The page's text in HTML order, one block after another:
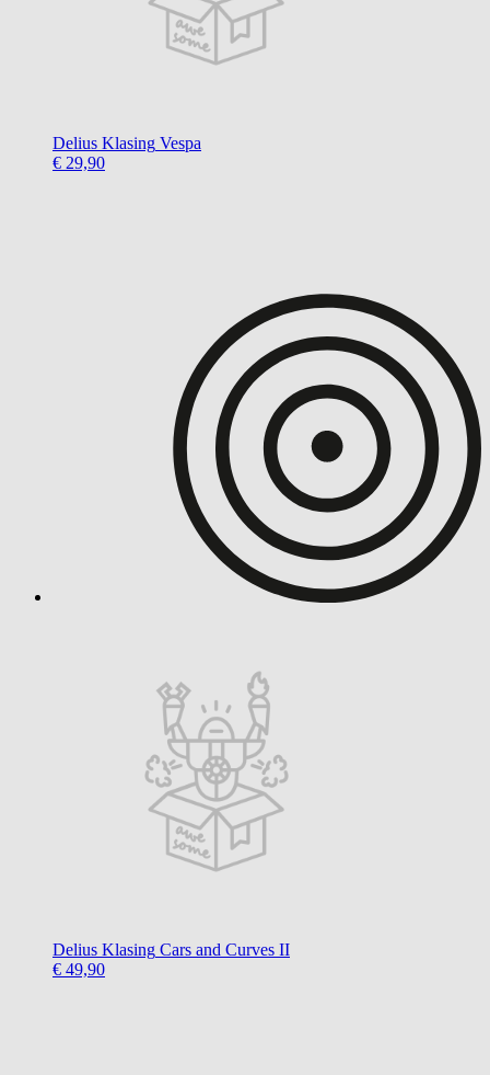
Delius Klasing Vespa
€ 29,90
Delius Klasing Cars and Curves II
€ 49,90